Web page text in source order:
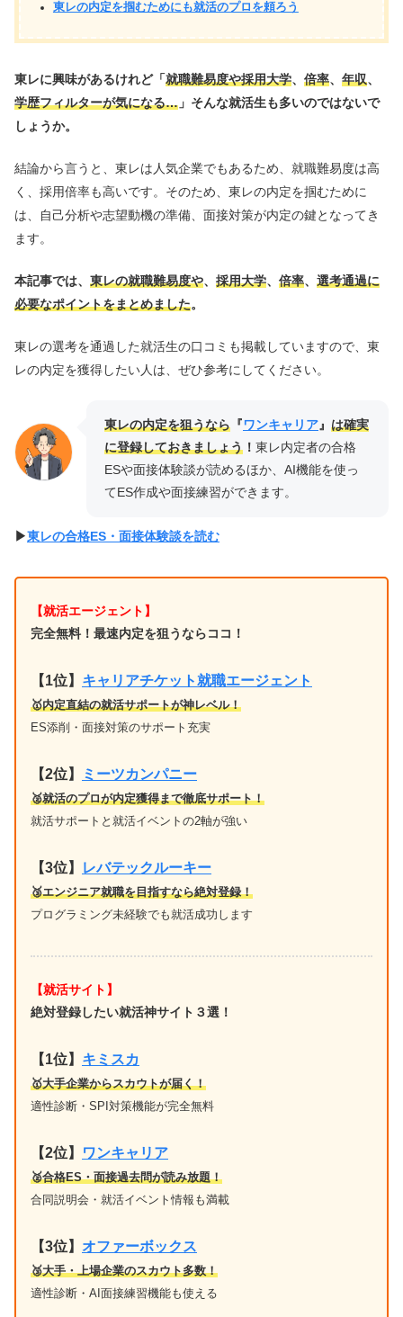
東レの内定を掴むためにも就活のプロを頼ろう
東レに興味があるけれど「就職難易度や採用大学、 倍率、 年収、
学歴フィルターが気になる… 」そんな就活生も多いのではないで
しょうか。
結論から言うと、東レは人気企業でもあるため、就職難易度は高
く、採用倍率も高いです。そのため、東レの内定を掴むために
は、自己分析や志望動機の準備、面接対策が内定の鍵となってき
ます。
本記事では、 東レの就職難易度や、 採用大学、 倍率、 選考通過に
必要なポイントをまとめました。
東レの選考を通過した就活生の口コミも掲載していますので、東
レの内定を獲得したい人は、ぜひ参考にしてください。
東レの内定を狙うなら 『 ワンキャリア 』 は確実
に登録しておきましょう ！ 東レ内定者の合格
ESや面接体験談が読めるほか、AI機能を使っ
てES作成や面接練習ができます。
▶︎東レの合格ES・面接体験談を読む
【就活エージェント】
完全無料！最速内定を狙うならココ！
【1位】 キャリアチケット就職エージェント
🥇内定直結の就活サポートが神レベル！
ES添削・面接対策のサポート充実
【2位】 ミーツカンパニー
🥈就活のプロが内定獲得まで徹底サポート！
就活サポートと就活イベントの2軸が強い
【3位】 レバテックルーキー
🥉エンジニア就職を目指すなら絶対登録！
プログラミング未経験でも就活成功します
【就活サイト】
絶対登録したい就活神サイト３選！
【1位】 キミスカ
🥇大手企業からスカウトが届く！
適性診断・SPI対策機能が完全無料
【2位】 ワンキャリア
🥈合格ES・面接過去問が読み放題！
合同説明会・就活イベント情報も満載
【3位】 オファーボックス
🥉大手・上場企業のスカウト多数！
適性診断・AI面接練習機能も使える